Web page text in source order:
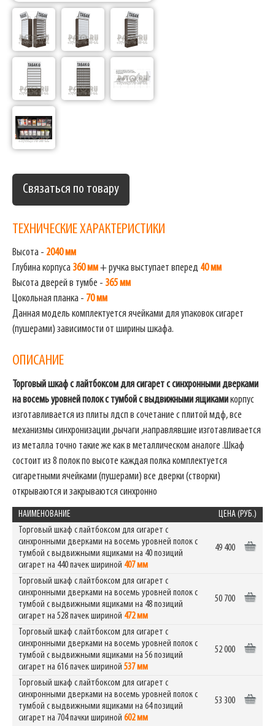
Связаться по товару
ТЕХНИЧЕСКИЕ ХАРАКТЕРИСТИКИ
Высота - 2040 мм
Глубина корпуса 360 мм+ ручка выступает вперед 40 мм
Высота дверей в тумбе - 365 мм
Цокольная планка - 70 мм
Данная модель комплектуется ячейками для упаковок сигарет
(пушерами) зависимости от ширины шкафа.
ОПИСАНИЕ
Торговый шкаф с лайтбоксом для сигарет c синхронными дверками
на восемь уровней полок с тумбой с выдвижными ящикамикорпус
изготавливается из плиты лдсп в сочетание с плитой мдф, все
механизмы синхронизации ,рычаги ,направлявшие изготавливается
из металла точно такие же как в металлическом аналоге .Шкаф
состоит из 8 полок по высоте каждая полка комплектуется
сигаретными ячейками (пушерами) все дверки (створки)
открываются и закрываются синхронно
НАИМЕНОВАНИЕ
ЦЕНА (РУБ.)
Торговый шкаф с лайтбоксом для сигарет c
синхронными дверками на восемь уровней полок с
тумбой с выдвижными ящиками на 40 позиций
сигарет на 440 пачек шириной 407 мм
49 400
Торговый шкаф с лайтбоксом для сигарет c
синхронными дверками на восемь уровней полок с
тумбой с выдвижными ящиками на 48 позиций
сигарет на 528 пачек шириной 472 мм
50 700
Торговый шкаф с лайтбоксом для сигарет c
синхронными дверками на восемь уровней полок с
тумбой с выдвижными ящиками на 56 позиций
сигарет на 616 пачек шириной 537 мм
52 000
Торговый шкаф с лайтбоксом для сигарет c
синхронными дверками на восемь уровней полок с
тумбой с выдвижными ящиками на 64 позиций
сигарет на 704 пачки шириной 602 мм
53 300